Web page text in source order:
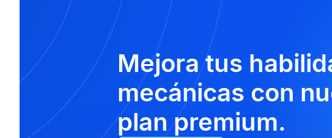
Mejora tus
mecánicas con
plan premium.